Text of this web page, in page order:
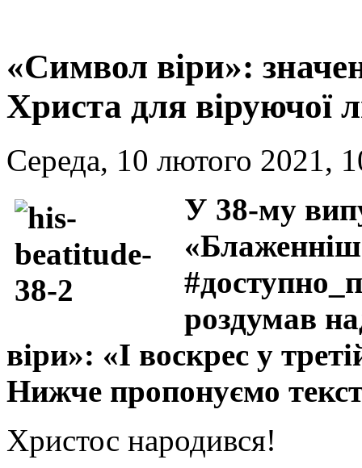
«Символ віри»:
Христа для віруючої
Середа, 10 лютого 2021,
У 38-му
роздумав
віри»: «І воскрес у
Нижче пропонуємо
Христос народився!